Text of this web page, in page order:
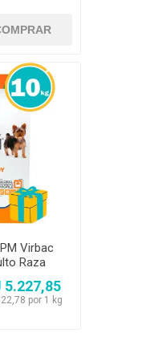
Virbac
Raza
10 kg
5.227,85
por 1 kg